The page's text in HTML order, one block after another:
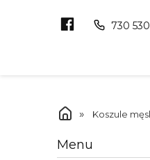
» Koszule
Menu
730